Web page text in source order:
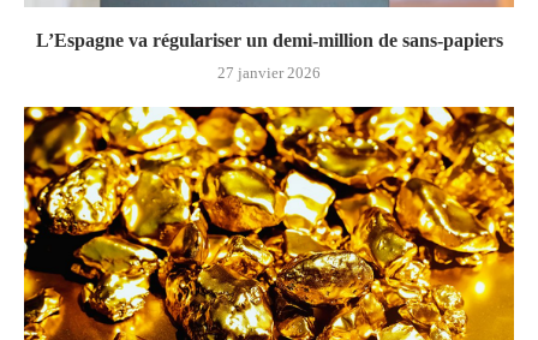
L’Espagne va régulariser un demi-million de sans-papiers
27 janvier 2026